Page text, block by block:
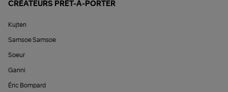
CRÉATEURS PRÊT-À-PORTER
Kujten
Samsoe Samsoe
Soeur
Ganni
Éric Bompard